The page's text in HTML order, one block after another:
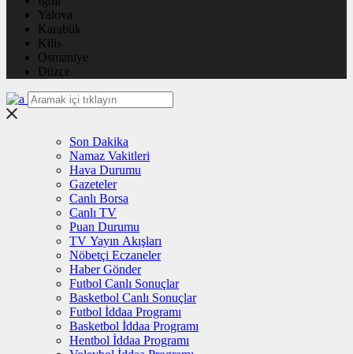
Yalova
Karabük
Kilis
Osmaniye
Düzce
Son Dakika
Namaz Vakitleri
Hava Durumu
Gazeteler
Canlı Borsa
Canlı TV
Puan Durumu
TV Yayın Akışları
Nöbetçi Eczaneler
Haber Gönder
Futbol Canlı Sonuçlar
Basketbol Canlı Sonuçlar
Futbol İddaa Programı
Basketbol İddaa Programı
Hentbol İddaa Programı